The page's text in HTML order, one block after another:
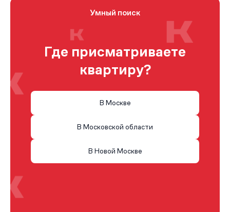
Умный поиск
Где присматриваете
квартиру?
В Москве
В Московской области
В Новой Москве